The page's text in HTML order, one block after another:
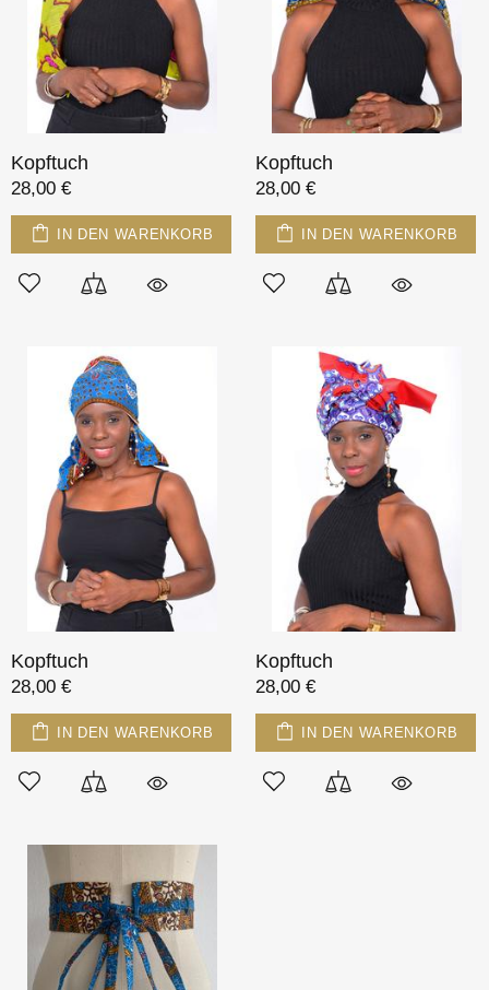
Kopftuch
28,00 €
IN DEN WARENKORB
Kopftuch
28,00 €
IN DEN WARENKORB
Kopftuch
28,00 €
IN DEN WARENKORB
Kopftuch
28,00 €
IN DEN WARENKORB